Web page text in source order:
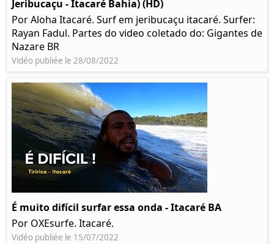
Jeribucaçu - Itacaré Bahia) (HD)
Por Aloha Itacaré. Surf em jeribucaçu itacaré. Surfer:
Rayan Fadul. Partes do video coletado do: Gigantes de
Nazare BR
Vidéo publiée le 28/08/2022
É muito difícil surfar essa onda - Itacaré BA
Por OXEsurfe. Itacaré.
Vidéo publiée le 15/07/2022